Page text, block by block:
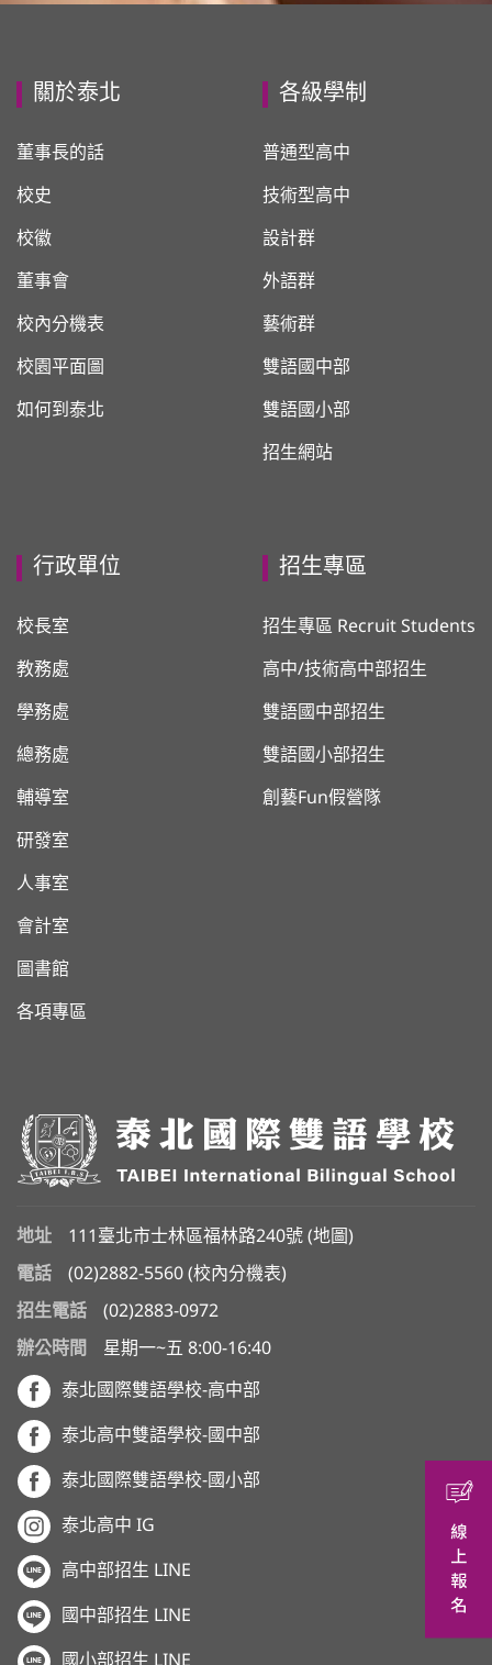
關於泰北
董事長的話
校史
校徽
董事會
校內分機表
校園平面圖
如何到泰北
各級學制
普通型高中
技術型高中
設計群
外語群
藝術群
雙語國中部
雙語國小部
招生網站
行政單位
校長室
教務處
學務處
總務處
輔導室
研發室
人事室
會計室
圖書館
各項專區
招生專區
招生專區 Recruit Students
高中/技術高中部招生
雙語國中部招生
雙語國小部招生
創藝Fun假營隊
地址 111臺北市士林區福林路240號 (地圖 )
電話
(02)2882-5560 (校內分機表)
招生電話
(02)2883-0972
辦公時間
星期一~五 8:00-16:40
泰北國際雙語學校-高中部
泰北高中雙語學校-國中部
泰北國際雙語學校-國小部
泰北高中 IG
高中部招生 LINE
國中部招生 LINE
國小部招生 LINE